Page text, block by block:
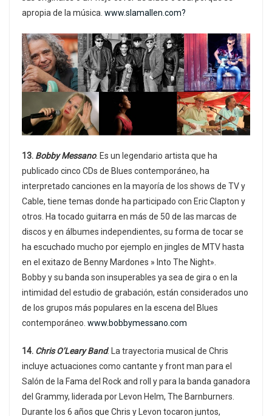
apropia de la música. www.slamallen.com?
13. Bobby Messano. Es un legendario artista que ha
publicado cinco CDs de Blues contemporáneo, ha
interpretado canciones en la mayoría de los shows de TV y
Cable, tiene temas donde ha participado con Eric Clapton y
otros. Ha tocado guitarra en más de 50 de las marcas de
discos y en álbumes independientes, su forma de tocar se
ha escuchado mucho por ejemplo en jingles de MTV hasta
en el exitazo de Benny Mardones » Into The Night».
Bobby y su banda son insuperables ya sea de gira o en la
intimidad del estudio de grabación, están considerados uno
de los grupos más populares en la escena del Blues
contemporáneo. www.bobbymessano.com
14. Chris O’Leary Band. La trayectoria musical de Chris
incluye actuaciones como cantante y front man para el
Salón de la Fama del Rock and roll y para la banda ganadora
del Grammy, liderada por Levon Helm, The Barnburners.
Durante los 6 años que Chris y Levon tocaron juntos,